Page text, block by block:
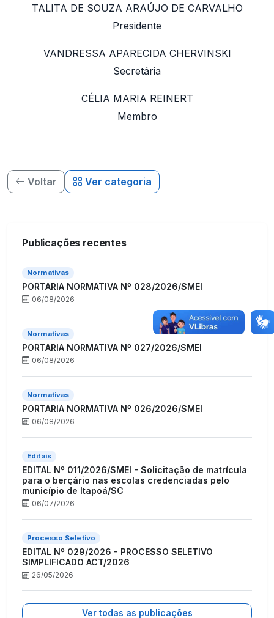
TALITA DE SOUZA ARAÚJO DE CARVALHO
Presidente
VANDRESSA APARECIDA CHERVINSKI
Secretária
CÉLIA MARIA REINERT
Membro
Voltar Ver categoria
Publicações recentes
Normativas
PORTARIA NORMATIVA Nº 028/2026/SMEI
06/08/2026
Normativas
PORTARIA NORMATIVA Nº 027/2026/SMEI
06/08/2026
Normativas
PORTARIA NORMATIVA Nº 026/2026/SMEI
06/08/2026
Editais
EDITAL Nº 011/2026/SMEI - Solicitação de matrícula
para o berçário nas escolas credenciadas pelo
município de Itapoá/SC
06/07/2026
Processo Seletivo
EDITAL Nº 029/2026 - PROCESSO SELETIVO
SIMPLIFICADO ACT/2026
26/05/2026
Ver todas as publicações